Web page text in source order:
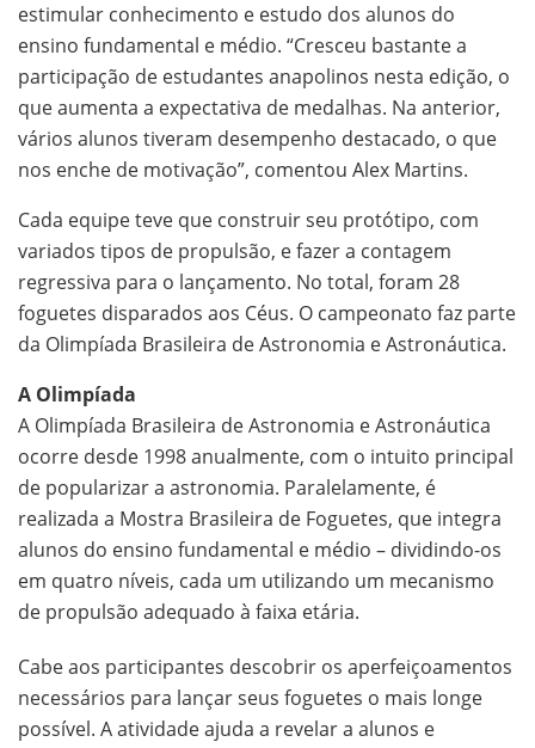
estimular conhecimento e estudo dos alunos do
ensino fundamental e médio. “Cresceu bastante a
participação de estudantes anapolinos nesta edição, o
que aumenta a expectativa de medalhas. Na anterior,
vários alunos tiveram desempenho destacado, o que
nos enche de motivação”, comentou Alex Martins.
Cada equipe teve que construir seu protótipo, com
variados tipos de propulsão, e fazer a contagem
regressiva para o lançamento. No total, foram 28
foguetes disparados aos Céus. O campeonato faz parte
da Olimpíada Brasileira de Astronomia e Astronáutica.
A Olimpíada
A Olimpíada Brasileira de Astronomia e Astronáutica
ocorre desde 1998 anualmente, com o intuito principal
de popularizar a astronomia. Paralelamente, é
realizada a Mostra Brasileira de Foguetes, que integra
alunos do ensino fundamental e médio – dividindo-os
em quatro níveis, cada um utilizando um mecanismo
de propulsão adequado à faixa etária.
Cabe aos participantes descobrir os aperfeiçoamentos
necessários para lançar seus foguetes o mais longe
possível. A atividade ajuda a revelar a alunos e